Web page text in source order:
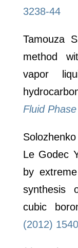
3238-44
Tamouza
method
vapor
Fluid
Le Godec
by
synthesis
cubic
(2012)